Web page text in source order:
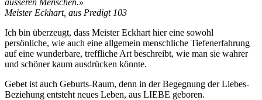
Meister Eckhart, aus Predigt 103
Ich bin überzeugt, dass Meister Eckhart hier eine sowohl
persönliche, wie auch eine allgemein menschliche Tiefenerfahrung
auf eine wunderbare, treffliche Art beschreibt, wie man sie wahrer
und schöner kaum ausdrücken könnte.
Gebet ist auch Geburts-Raum, denn in der Begegnung der Liebes-
Beziehung entsteht neues Leben, aus LIEBE geboren.